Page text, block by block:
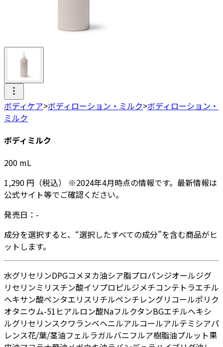
ボディケア>ボディローション・ミルク>ボディローション・
ミルク
ボディミルク
200 mL
1,290 円 （税込） ※2024年4月時点の情報です。最新情報は
公式サイト等でご確認ください。
発売日： -
成分を選択すると、“選択したすべての成分”を含む商品がヒ
ットします。
水グリセリンDPGコメヌカ油シア脂プロパンジオールジグ
リセリンミリスチン酸イソプロピルジメチコンテトラエチル
ヘキサン酸ペンタエリスリチルペンチレングリコールポリク
オタニウム-51 ヒアルロン酸NaフルクタンBGエチルヘキシ
ルグリセリンスクワランベヘニルアルコールアルテミシアパ
レンス花/葉/茎油フェルラガルバニフルア樹脂油プルット果